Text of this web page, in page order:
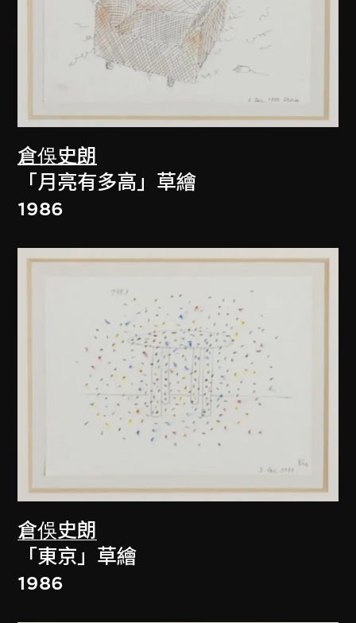
倉俁史朗
「月亮有多高」草繪
1986
倉俁史朗
「東京」草繪
1986